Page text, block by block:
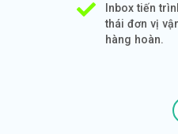
Inbox tiến
thái đơn vị
hàng hoàn.